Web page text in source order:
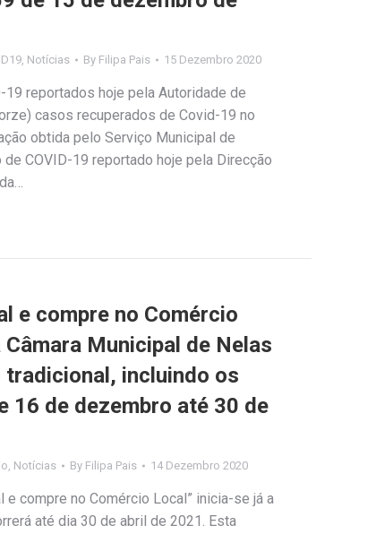
, Notícias By Filipa Pais 15 Dezembro 2020
reportados hoje pela Autoridade de
casos recuperados de Covid-19 no
obtida pelo Serviço Municipal de
COVID-19 reportado hoje pela Direcção
e compre no Comércio
Câmara Municipal de Nelas
tradicional, incluindo os
16 de dezembro até 30 de
, Notícias By Filipa Pais 14 Dezembro 2020
e compre no Comércio Local” inicia-se já a
até dia 30 de abril de 2021. Esta